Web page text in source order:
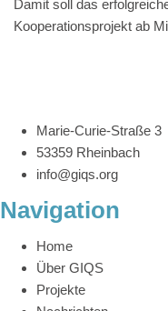
Damit soll das
Kooperationsprojekt ab
Marie-Curie-Straße 3
53359 Rheinbach
info@giqs.org
Navigation
Home
Über GIQS
Projekte